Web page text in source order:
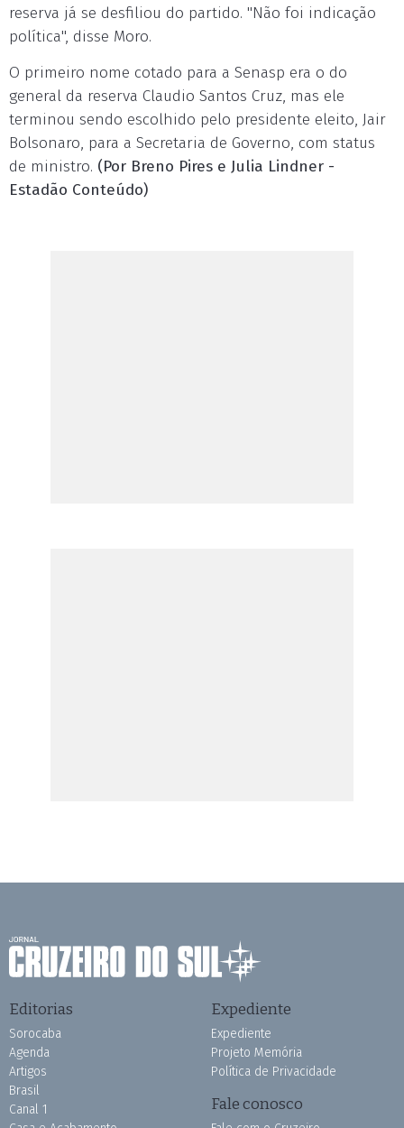
reserva já se desfiliou do partido. "Não foi indicação
política", disse Moro.
O primeiro nome cotado para a Senasp era o do
general da reserva Claudio Santos Cruz, mas ele
terminou sendo escolhido pelo presidente eleito, Jair
Bolsonaro, para a Secretaria de Governo, com status
de ministro. (Por Breno Pires e Julia Lindner -
Estadão Conteúdo)
Editorias
Sorocaba
Agenda
Artigos
Brasil
Canal 1
Expediente
Expediente
Projeto Memória
Política de Privacidade
Fale conosco